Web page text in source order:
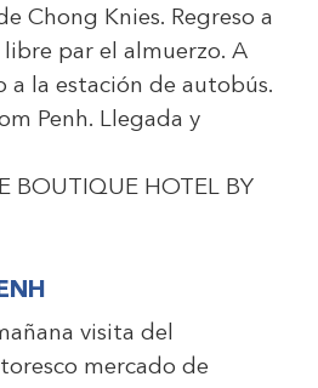
Chong Knies. Regreso a
par el almuerzo. A
a la estación de autobús.
Penh. Llegada y
BOUTIQUE HOTEL BY
visita del
mercado de